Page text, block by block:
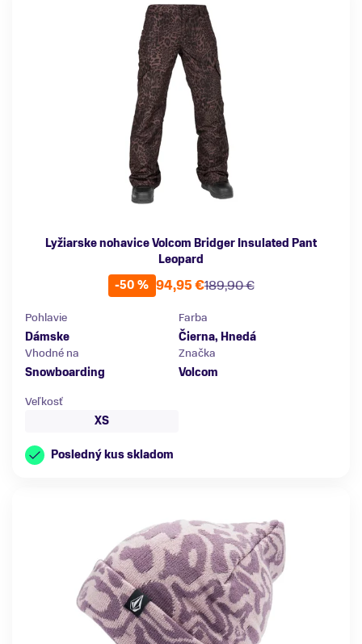
Lyžiarske nohavice Volcom Bridger Insulated Pant
Leopard
-50 %
189,90 €
94,95 €
Pohlavie
Dámske
Farba
Čierna, Hnedá
Vhodné na
Snowboarding
Značka
Volcom
Veľkosť
XS
Posledný kus skladom